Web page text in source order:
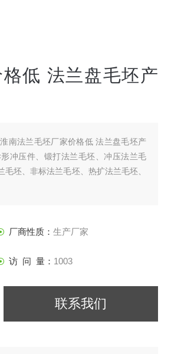
低 法兰盘毛坯产
南法兰毛坯厂家价格低 法兰盘毛坯产
冲压件、锻打法兰毛坯、冲压法兰毛
坯、非标法兰毛坯、热扩法兰毛坯、
厂商性质： 生产厂家
访 问 量： 1003
联系我们